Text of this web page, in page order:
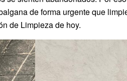
de forma urgente que
de Limpieza de hoy.